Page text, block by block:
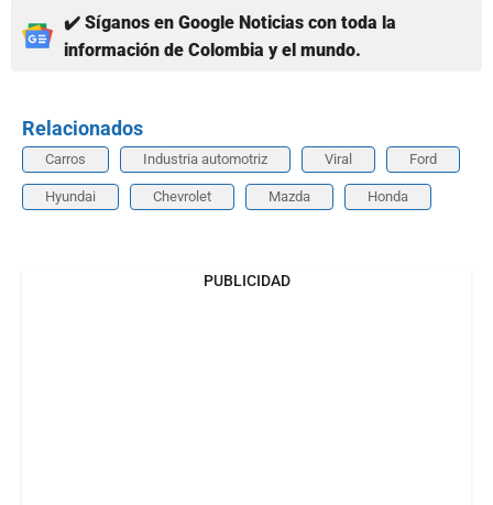
✔️ Síganos en Google Noticias con toda la
información de Colombia y el mundo.
Relacionados
Carros Industria automotriz Viral Ford
Hyundai Chevrolet Mazda Honda
PUBLICIDAD